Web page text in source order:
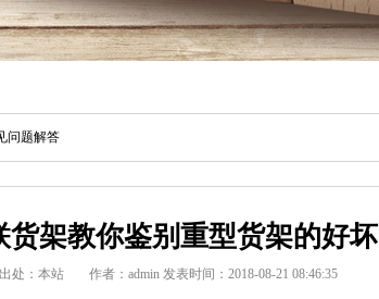
问题解答
货架教你鉴别重型货架的好坏
处：本站 作者：admin 发表时间：2018-08-21 08:46:35